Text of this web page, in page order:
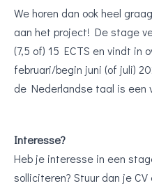
We horen dan ook heel
aan het project! De stage
(7,5 of) 15 ECTS en vindt in
februari/begin juni (of juli)
de Nederlandse taal is een
Interesse?
Heb je interesse in een
solliciteren? Stuur dan je